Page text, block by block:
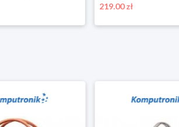
219.00 zł